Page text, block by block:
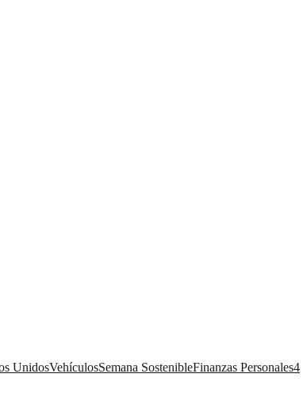
UnidosVehículosSemana SostenibleFinanzas Personales4